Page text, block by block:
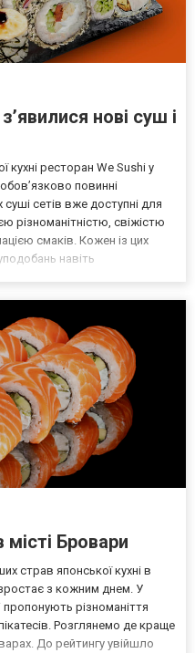
нові суш і
кухні ресторан We Sushi у
повинні
сетів вже доступні для
різноманітністю, свіжістю
смаків. Кожен із цих
навіть
Бровари
страв японської кухні в
зростає з кожним днем. У
різноманіття
Розглянемо де краще
До рейтингу увійшло